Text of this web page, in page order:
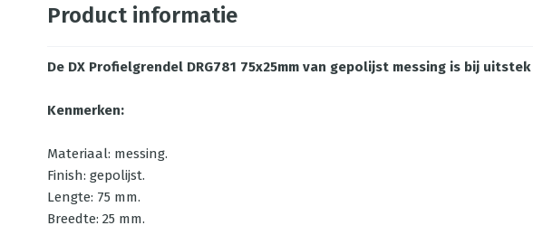
Product informatie
De DX Profielgrendel DRG781 75x25mm van gepolijst messing is bij
Kenmerken:
Materiaal: messing.
Finish: gepolijst.
Lengte: 75 mm.
Breedte: 25 mm.